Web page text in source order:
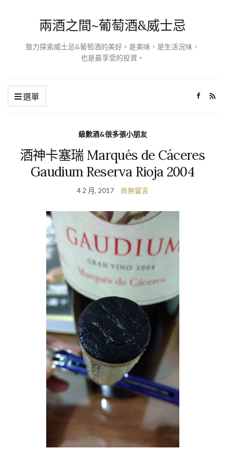
兩酒之間~葡萄酒&威士忌
致力探索威士忌&葡萄酒的美好。是美味，是生活況味，
也是最享受的投資。
選單
級數酒&很多張小朋友
酒神卡塞瑞 Marqués de Cáceres
Gaudium Reserva Rioja 2004
4 2 月, 2017 尚無留言